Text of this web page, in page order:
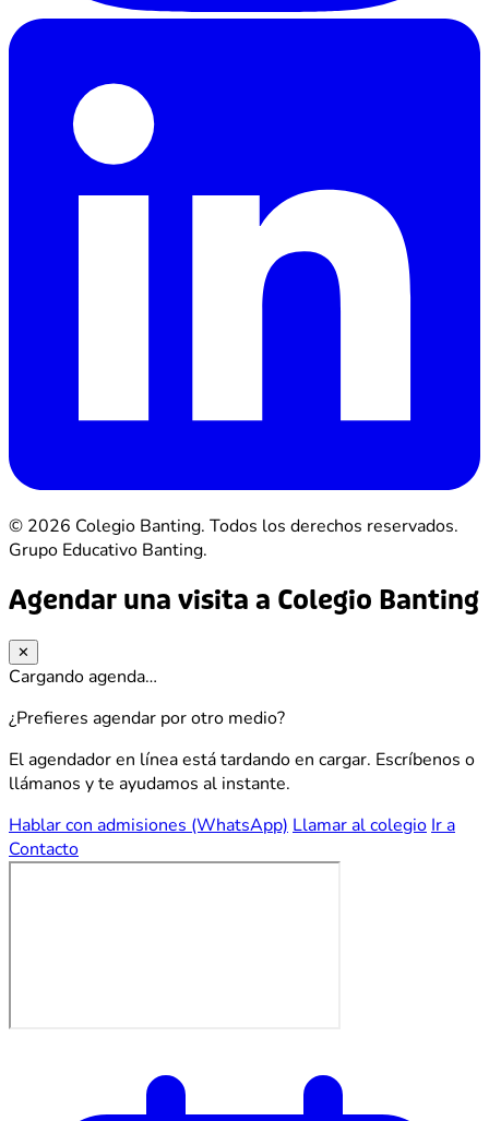
© 2026 Colegio Banting. Todos los derechos reservados.
Grupo Educativo Banting.
Agendar una visita a Colegio Banting
✕
Cargando agenda…
¿Prefieres agendar por otro medio?
El agendador en línea está tardando en cargar. Escríbenos o
llámanos y te ayudamos al instante.
Hablar con admisiones (WhatsApp) Llamar al colegio Ir a
Contacto